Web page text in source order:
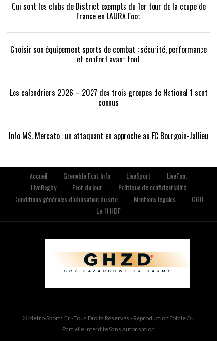
Qui sont les clubs de District exempts du 1er tour de la coupe de
France en LAURA Foot
Choisir son équipement sports de combat : sécurité, performance
et confort avant tout
Les calendriers 2026 – 2027 des trois groupes de National 1 sont
connus
Info MS. Mercato : un attaquant en approche au FC Bourgoin-Jallieu
Accueil Grenoble Foot Info LiveSport
LiveFoot
LiveRugby
Foot du jour
Politique de confidentialité
Conditions générales d’utilisation du site
Mentions légales
CGU
Le 11 HDF
© Metro-Sports.fr - Tous Droits Réservés - Reproduction Totale Ou
Partielle Interdite Sans Autorisation